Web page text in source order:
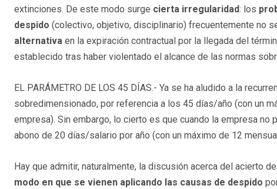
extinciones. De este modo surge cierta irregularidad: los
despido (colectivo, objetivo, disciplinario) frecuentemente no
alternativa en la expiración contractual por la llegada del
establecido tras haber violentado el alcance de las normas
EL PARÁMETRO DE LOS 45 DÍAS.- Ya se ha aludido a la
sobredimensionado, por referencia a los 45 días/año (con un
empresa). Sin embargo, lo cierto es que cuando la empresa
abono de 20 días/salario por año (con un máximo de 12
Hay que admitir, naturalmente, la discusión acerca del acierto
modo en que se vienen aplicando las causas de despido